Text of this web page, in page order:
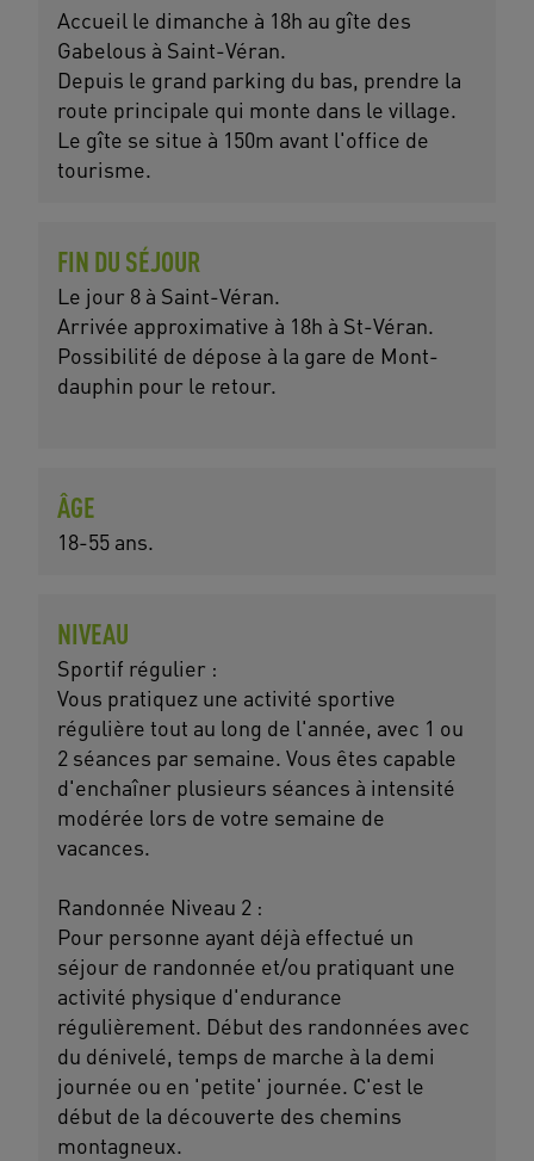
Accueil le dimanche à 18h au gîte des
Gabelous à Saint-Véran.
Depuis le grand parking du bas, prendre la
route principale qui monte dans le village.
Le gîte se situe à 150m avant l'office de
tourisme.
FIN DU SÉJOUR
Le jour 8 à Saint-Véran.
Arrivée approximative à 18h à St-Véran.
Possibilité de dépose à la gare de Mont-
dauphin pour le retour.
ÂGE
18-55 ans.
NIVEAU
Sportif régulier :
Vous pratiquez une activité sportive
régulière tout au long de l'année, avec 1 ou
2 séances par semaine. Vous êtes capable
d'enchaîner plusieurs séances à intensité
modérée lors de votre semaine de
vacances.
Randonnée Niveau 2 :
Pour personne ayant déjà effectué un
séjour de randonnée et/ou pratiquant une
activité physique d'endurance
régulièrement. Début des randonnées avec
du dénivelé, temps de marche à la demi
journée ou en 'petite' journée. C'est le
début de la découverte des chemins
montagneux.